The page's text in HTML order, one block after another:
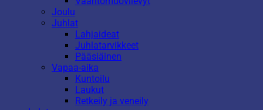
Joulu
Juhlat
Lahjaideat
Juhlatarvikkeet
Pääsiäinen
Vapaa-aika
Kuntoilu
Laukut
Retkeily ja veneily